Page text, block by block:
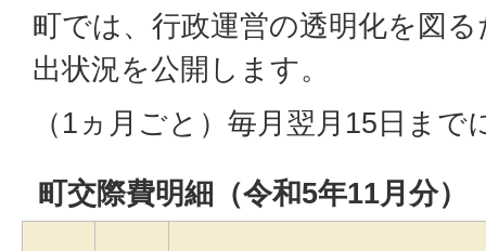
町では、行政運営の透明化を図
出状況を公開します。
（1ヵ月ごと）毎月翌月15日まで
町交際費明細（令和5年11月分）